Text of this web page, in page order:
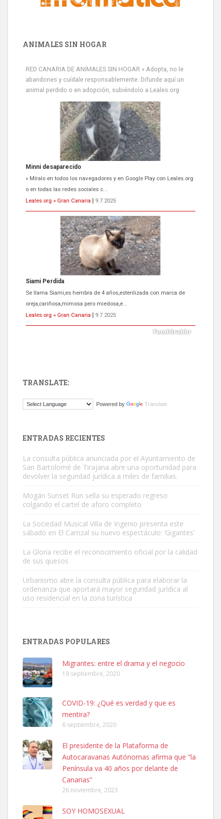
ANIMALES SIN HOGAR
RED CANARIA DE ANIMALES SIN HOGAR » Adopta, no le
abandones y cuídale responsablemente. Difunde aquí un
animal perdido o en adopción, subiéndolo a Leales.org
Siami Perdida
Se llama Siami,es hembra de 4 años,esterilizada con marca de
oreja,cariñosa,mimosa pero miedosa,e...
Leales.org » Gran Canaria
9.7.2025
ADOPCIÓN URGENTE GATA TEROR GRAN CANARIA
El ayuntamiento se va a llevar a Los Gatos callejeros de la zona los
próximos días, ella incluida...
Leales.org » Gran Canaria
9.7.2025
Este gato macho ha aparecido en la calle hace menos de un mes,
Adopción urgente
Busco adopción responsable para mi perra. Pastor alemán,
hembra, 4 años. Por motivos personales ...
Leales.org » Gran Canaria
Ninfa perdida
El día 5 se los perdió una ninfa papillera, asustada tiene miedo a la
calle, se perdió por la zon...
Leales.org » Gran Canaria
6.7.2025
TRANSLATE:
Powered by Translate
ENTRADAS RECIENTES
La consulta pública anunciada por el Ayuntamiento de
San Bartolomé de Tirajana abre una oportunidad para
devolver la seguridad jurídica a miles de familias.
Mogán Sunset Run sella su esperado regreso
colgando el cartel de aforo completo
La Sociedad Musical Villa de Ingenio presenta este
sábado en El Carrizal su nuevo espectáculo: ‘Gigantes’
La Gloria recibe el reconocimiento oficial por la calidad
de sus quesos
Urbanismo abre la consulta pública para elaborar la
ordenanza que aportará mayor seguridad jurídica al
uso residencial en la zona turística
ENTRADAS POPULARES
Migrantes: entre el drama y el negocio
19 septiembre, 2020
COVID-19: ¿Qué es verdad y que es
mentira?
6 septiembre, 2020
El presidente de la Plataforma de
Autocaravanas Autónomas afirma que “la
Península va 40 años por delante de
Canarias”
26 noviembre, 2023
SOY HOMOSEXUAL